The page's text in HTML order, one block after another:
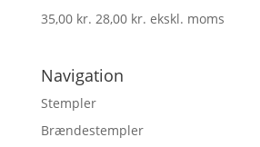
35,00 kr. 28,00 kr. ekskl. moms
Navigation
Stempler
Brændestempler